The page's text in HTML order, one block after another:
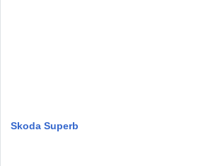
Skoda Superb